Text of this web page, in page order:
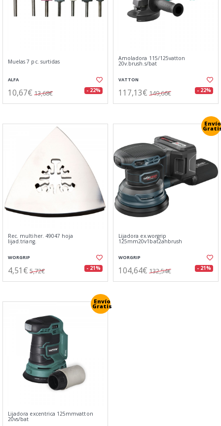
Muelas 7 pc. surtidas
ALFA
10,67€ 13,68€ - 22%
Amoladora 115/125vatton
20v.brush.s/bat
VATTON
117,13€ 149,66€ - 22%
Rec. multiher. 49047 hoja
lijad.triang.
WORGRIP
4,51€ 5,72€ - 21%
Envío
Lijadora ex.worgrip
125mm20v1bat2ahbrush
WORGRIP
104,64€ 132,54€ - 21%
Envío
Gratis
Lijadora excentrica 125mmvatton
20vs/bat